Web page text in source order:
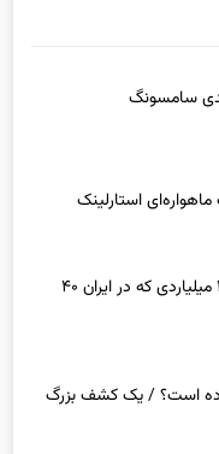
است؟ / یک کشف بزرگ